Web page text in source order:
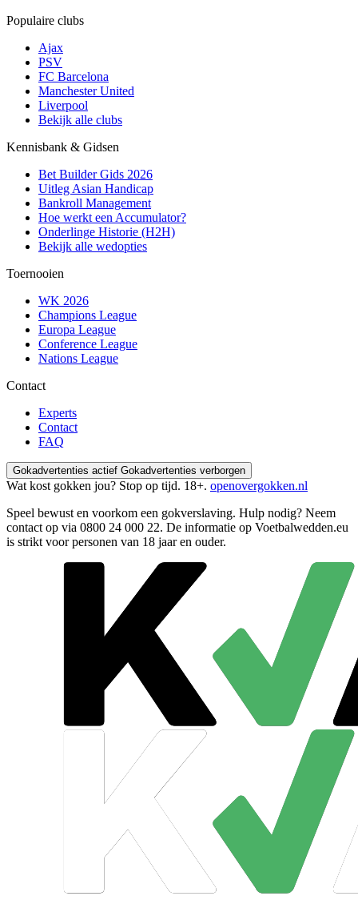
Populaire clubs
Ajax
PSV
FC Barcelona
Manchester United
Liverpool
Bekijk alle clubs
Kennisbank & Gidsen
Bet Builder Gids 2026
Uitleg Asian Handicap
Bankroll Management
Hoe werkt een Accumulator?
Onderlinge Historie (H2H)
Bekijk alle wedopties
Toernooien
WK 2026
Champions League
Europa League
Conference League
Nations League
Contact
Experts
Contact
FAQ
Gokadvertenties actief Gokadvertenties verborgen
Wat kost gokken jou? Stop op tijd. 18+. openovergokken.nl
Speel bewust en voorkom een gokverslaving. Hulp nodig? Neem
contact op via 0800 24 000 22. De informatie op Voetbalwedden.eu
is strikt voor personen van 18 jaar en ouder.